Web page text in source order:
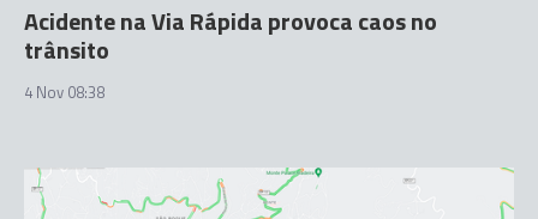
Acidente na Via Rápida provoca caos no
trânsito
4 Nov 08:38